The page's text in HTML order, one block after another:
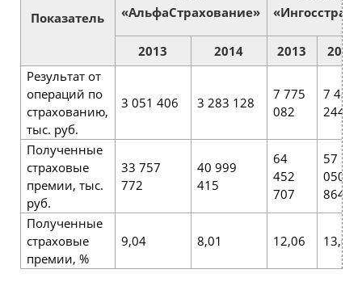
Показатель
«АльфаСтрахование»
«Ингосстрах»
2013 2014 2013
2014
Результат от
операций по
страхованию,
тыс. руб.
3 051 406 3 283 128
7 775
082
7 436
244
Полученные
страховые
премии, тыс.
руб.
33 757
772
40 999
415
64
452
707
57
050
864
Полученные
страховые
премии, %
9,04 8,01 12,06 13,03